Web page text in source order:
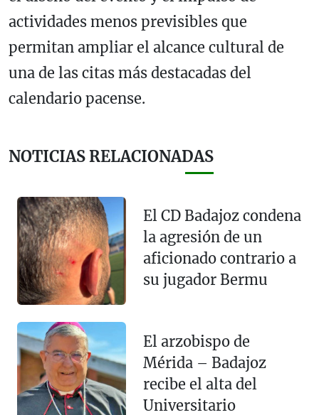
actividades menos previsibles que
permitan ampliar el alcance cultural de
una de las citas más destacadas del
calendario pacense.
NOTICIAS RELACIONADAS
El CD Badajoz condena
la agresión de un
aficionado contrario a
su jugador Bermu
El arzobispo de
Mérida – Badajoz
recibe el alta del
Universitario